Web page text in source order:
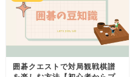
囲碁クエストで対局観戦棋譜